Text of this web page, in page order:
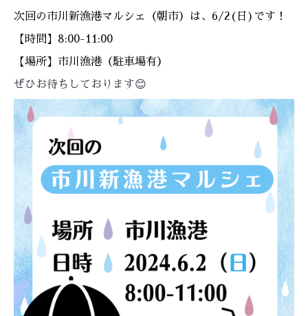
次回の市川新漁港マルシェ（朝市）は、6/2(日)です！
【時間】8:00-11:00
【場所】市川漁港（駐車場有）
ぜひお待ちしております😊